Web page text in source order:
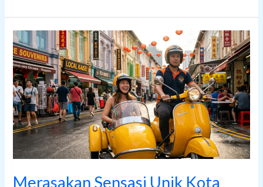
Merasakan Sensasi Unik Kota
Merasakan
Sensasi
Unik
Kota
Lewat
Singapore
Sidecar
Tour